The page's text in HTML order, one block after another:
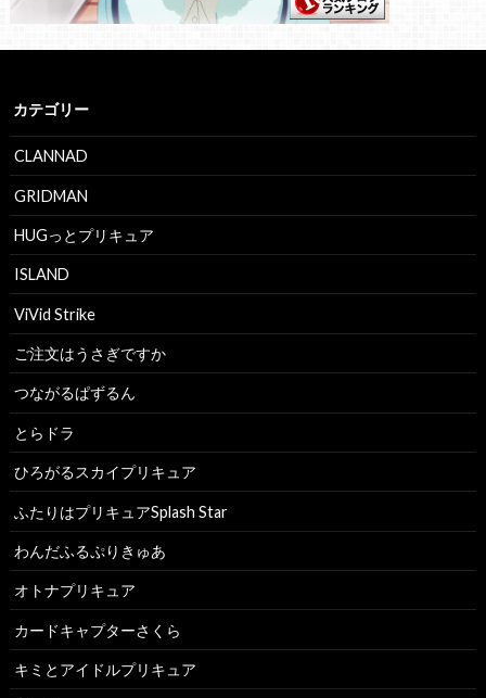
カテゴリー
CLANNAD
GRIDMAN
HUGっとプリキュア
ISLAND
ViVid Strike
ご注文はうさぎですか
つながるぱずるん
とらドラ
ひろがるスカイプリキュア
ふたりはプリキュアSplash Star
わんだふるぷりきゅあ
オトナプリキュア
カードキャプターさくら
キミとアイドルプリキュア